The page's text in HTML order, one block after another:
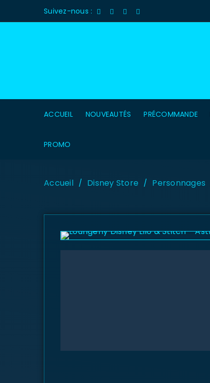
Suivez-nous :
ACCUEIL NOUVEAUTÉS PRÉCOMMANDE
PROMO
Accueil / Disney Store / Personnages